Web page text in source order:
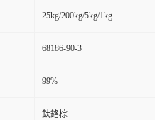
25kg/200kg/5kg/1kg
68186-90-3
99%
釱鉻棕